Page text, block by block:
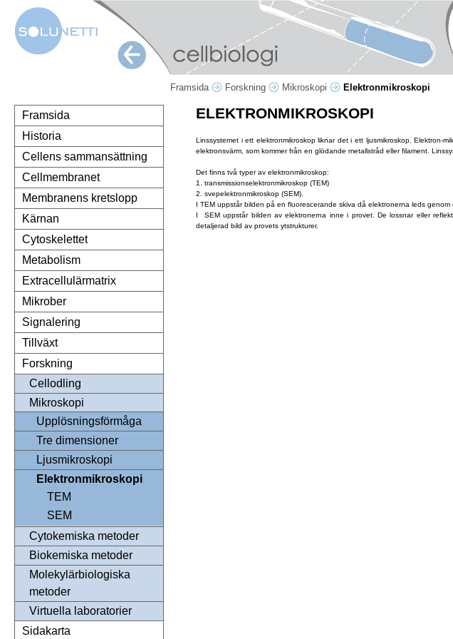
Framsida Forskning Mikroskopi Elektronmikroskopi
Framsida
Historia
Cellens sammansättning
Cellmembranet
Membranens kretslopp
Kärnan
Cytoskelettet
Metabolism
Extracellulärmatrix
Mikrober
Signalering
Tillväxt
Forskning
Cellodling
Mikroskopi
Upplösningsförmåga
Tre dimensioner
Ljusmikroskopi
Elektronmikroskopi
TEM
SEM
Cytokemiska metoder
Biokemiska metoder
Molekylärbiologiska
metoder
Virtuella laboratorier
Sidakarta
ELEKTRONMIKROSKOPI
Linssystemet i ett elektronmikroskop liknar det i ett ljusmikroskop. Elektron-
elektronsvärm, som kommer från en glödande metallstråd eller filament.
Det finns två typer av elektronmikroskop:
1. transmissionselektronmikroskop (TEM)
2. svepelektronmikroskop (SEM).
I TEM uppstår bilden på en fluorescerande skiva då elektronerna leds
I SEM uppstår bilden av elektronerna inne i provet. De lossnar eller
detaljerad bild av provets ytstrukturer.